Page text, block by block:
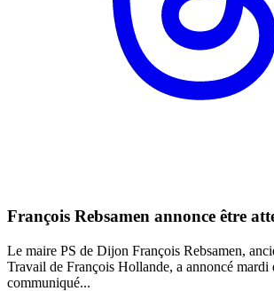
François Rebsamen annonce être
Le maire PS de Dijon François Rebsamen,
Travail de François Hollande, a annoncé mardi
communiqué...